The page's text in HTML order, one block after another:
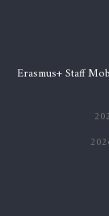
Erasmus+ Staff